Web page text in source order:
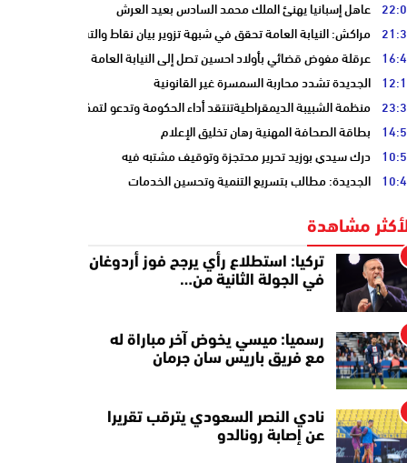
عاهل إسبانيا يهنئ الملك محمد السادس بعيد العرش
مراكش: النيابة العامة تحقق في شبهة تزوير بيان نقاط والتشهير بطالب
عرقلة مفوض قضائي بأولاد احسين تصل إلى النيابة العامة
الجديدة تشدد محاربة السمسرة غير القانونية
منظمة الشبيبة الديمقراطيةتنتقد أداء الحكومة وتدعو لتمكين الشباب
بطاقة الصحافة المهنية رهان تخليق الإعلام
درك سيدي بوزيد تحرير محتجزة وتوقيف مشتبه فيه
الجديدة: مطالب بتسريع التنمية وتحسين الخدمات
مشاهدة
تركيا: استطلاع رأي يرجح فوز أردوغان
في الجولة الثانية من…
رسميا: ميسي يخوض آخر مباراة له
مع فريق باريس سان جرمان
نادي النصر السعودي يترقب تقريرا
عن إصابة رونالدو